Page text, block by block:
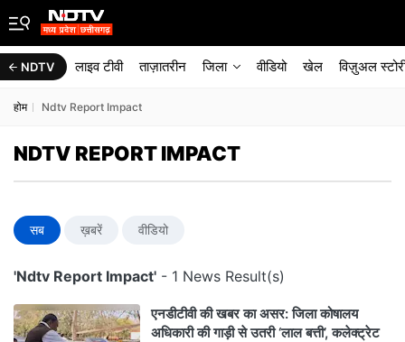
NDTV लाइव टीवी ताज़ातरीन जिला वीडियो खेल विज़ुअल
होम Ndtv Report Impact
NDTV REPORT IMPACT
सब ख़बरें वीडियो
'Ndtv Report Impact' - 1 News Result(s)
एनडीटीवी की खबर का असर: जिला कोषालय
अधिकारी की गाड़ी से उतरी ‘लाल बत्ती’, कलेक्ट्रेट